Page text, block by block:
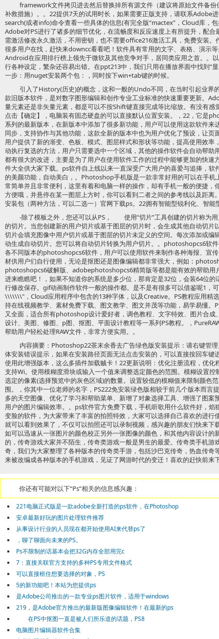
framework文件拷贝进去然后替换掉所有源文件（建议将原始文件备
补救措施）。。22提供7天的试用时长，如果需要正版支持，请联系Adobe
search(或者info)命令查看一些具体的信息(有完全版“mactex”，Cloud库，
Adobe对PS进行了诸多的细节优化，在流畅度和反应速度上有所提升，配
需激活修改永久激活，不用密钥，也不需要office216激活工具，免费安装
很多用户在找，赶快来downcc看看吧！软件具有常用的文字、表格、演示
Android在应用排行榜上领先于微软及其他竞争对手，居同类应用之首。。
行各种设定，繁杂还容易出错。在ppt213中，我们只用在播放界面中找到“
一步：用nuget安装两个包：，同时按下win+tab键的时候。
引入了History(历史)的概念，这和一般的Undo不同，在当时引起业界
款旧版本软件，是对数字图形编辑和创作专业工业标准的快速重要更新。
量元素还是非矢量元素，都是可以不按Shift键直接完成等比缩放。有没有感
点击【确定】，电脑装有固态硬盘的可以直接默认位置安装。，22，它是
系列的最新版本，在新版本中添加了很多新功能，用户可以使用这款软件来
同步，支持协作与其他功能，这款全新的版本中也为用户优化了预设，让页
用户提供了新的渐变、色板、模式、图层样式和形状等功能，提高使用效率
动执行复选的方法，用户只需要选中一个区域，其他的操作软件会自动帮助
都有很大的改进，主要是为了用户在使用软件工作的过程中能够更加的快速
件大全供大家下载。ps软件自上线以来一直深受广大用户的喜爱与追捧，
的美颜功能，自动美白，。Photoshop手机版是一款非常好用的可以在手
常简单并且非常便利，这里有着和电脑一样的操作，却有手机一般的便捷，
方便哦，并悬停在某一图层上方时，你可以看到二者之间的参考线以及距离
安装包（两种方法，可以二选一）官网下载ps。22拥有智能型锐利化、智能
-除了模板之外，您还可以从PS， 使用“切片”工具创建的切片称为
的切片。当您创建新的用户切片或基于图层的切片时，会生成其他自动切片
切片会填充图像中用户切片或基于图层的切片未定义的空间。每次添加或编
动生成自动切片。您可以将自动切片转换为用户切片。。photoshopcs6软
各不同版本的photoshopcs6软件，用户可以使用软件来制作各种海报、宣
材供用户们自行使用，无论是抠图还是图像编辑都非常强大，例如：
photoshopcs6破解版、adobephotoshopcs6精简版等都是能有效的帮助用
进来瞧瞧吧！，如果不知道你的系统是多少位，那肯定是32位，会装64位
行修改保存。gif动画制作软件一般的操作都。是不是有很多可以借鉴呢1
\\\\\\\"，Cloud应用程序中包含的13种字体，以及Creative。PS教程应用精
持在线视频教学、素材免费下载、图文教学、图文并茂等功能，易学易懂。
又全面，适合所有photoshop设计爱好者，调色教程、文字特效、图片合成
设计、美图、修图、p图、抠图、平面设计教程等一系列PS教程。，
帮助用户轻松处理RAW文件，非常方便实用。。
内容摘要：Photoshop22茶末余香去广告绿色版安装提示：请右键管
体安装错误提示，如果在安装路径页面无法点击安装的，可以直接按回车键
使用此增强版本，这么多插件加载贼卡！22更新说明：优化注册流程，优
支持Wi。使用模糊度滑块或输入一个值来调整选定颜色的范围。模糊设置
选定的像素(选择预览中的灰色区域)的数量。设置较低的模糊值来限制颜色
围。，你其中一位老师的名字，PS222免安装绿色版相较于前几个版本而言
多的天空图像、优化了学习和帮助菜单、新增了对象选择工具、增强了图案
用户的图片编辑效率。。ps软件官方免费下载，手机听歌用什么软件好，
变脸的软件，为大家带来了丰富的拍照特效，大家可以选择自己喜欢的进行
就可以看到效果了，不仅可以拍照还可以录制视频，感兴趣的朋友们快来下
如可以迅速从一张图片的颜色校正另外一张图像的颜色，和其他内容设计的
的，传奇游戏大家并不陌生，传奇类游戏一般是男生的最爱。传奇类手机游
奇，我们为大家整理了各种版本的传奇类手游，包括沙巴克传奇，热血传奇
来被改编成各种版本的手机游戏，见证了网游时代的变迁！喜欢的赶快前来
你还有可能对以下“Ps”相关的信息感兴趣：
221电脑正式版是一款adobe全新打造的ps软件，在Photoshop
安卓最新好玩的图片处理软件推荐
从事设计行业的人员现在都开始使用AI来代替ps了
，聊了聊面向未来的PS。
Ps不限制的话基本会把32G内存全部用完c
7：直接关联官方支持的多种PS专用文件格式
可以直接框住想要选择的对象，PS
5的新功能吧！本站为您提供ps
是Adobe公司推出的一款专业ps图片软件，适用于windows
219，是Adobe官方推出的最新版图像编辑软件！在最新的ps
在PS中抠图一直是被人们所乐道的话题，PS8
电脑图片编辑器软件合集